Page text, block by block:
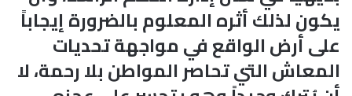
يكون لذلك أثره المعلوم بالضرورة إيجاباً
على أرض الواقع في مواجهة تحديات
المعاش التي تحاصر المواطن بلا رحمة، لا